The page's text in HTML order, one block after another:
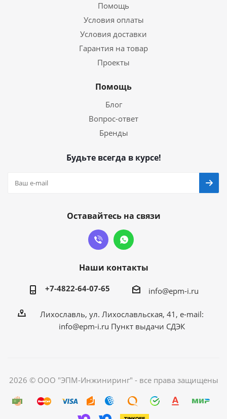
Помощь
Условия оплаты
Условия доставки
Гарантия на товар
Проекты
Помощь
Блог
Вопрос-ответ
Бренды
Будьте всегда в курсе!
Оставайтесь на связи
Наши контакты
+7-4822-64-07-65 info@epm-i.ru
Лихославль, ул. Лихославльская, 41, e-mail:
info@epm-i.ru Пункт выдачи СДЭК
2026 © ООО "ЭПМ-Инжиниринг" - все права защищены